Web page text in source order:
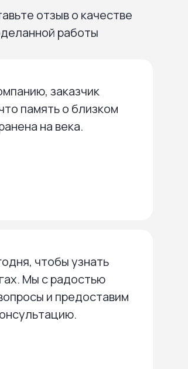
отзыв о качестве
работы
заказчик
память о близком
на века.
чтобы узнать
Мы с радостью
и предоставим